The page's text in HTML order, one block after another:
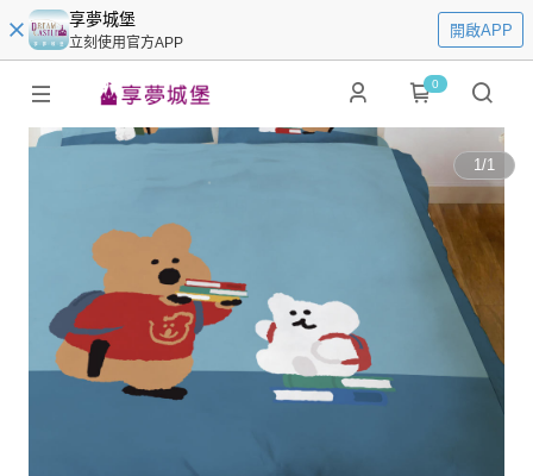
享夢城堡
立刻使用官方APP
開啟APP
0
1/1